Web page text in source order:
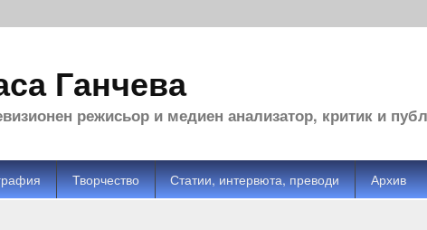
Ганчева
режисьор и медиен анализатор, критик и
Творчество Статии, интервюта, преводи Архив